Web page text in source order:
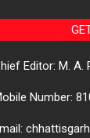
Editor: M. A.
Number: